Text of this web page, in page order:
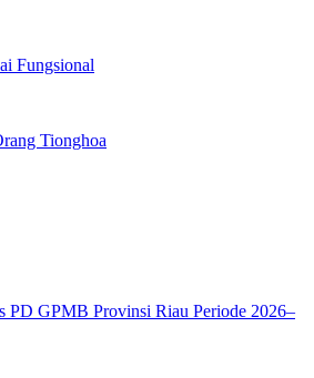
Fungsional
Tionghoa
PD GPMB Provinsi Riau Periode 2026–